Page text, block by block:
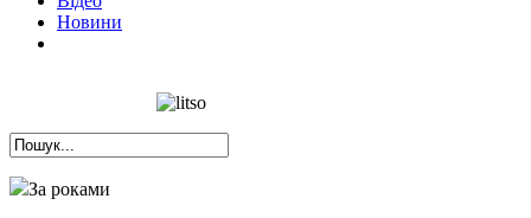
Новини
За роками